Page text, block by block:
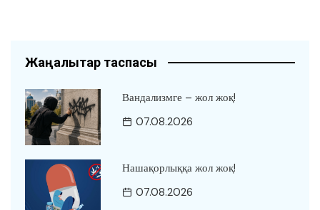
Жаңалықтар таспасы
Вандализмге – жол жоқ!
07.08.2026
Нашақорлыққа жол жоқ!
07.08.2026